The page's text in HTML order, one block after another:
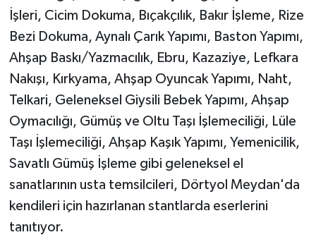
İşleri, Cicim Dokuma, Bıçakçılık, Bakır İşleme, Rize
Bezi Dokuma, Aynalı Çarık Yapımı, Baston Yapımı,
Ahşap Baskı/Yazmacılık, Ebru, Kazaziye, Lefkara
Nakışı, Kırkyama, Ahşap Oyuncak Yapımı, Naht,
Telkari, Geleneksel Giysili Bebek Yapımı, Ahşap
Oymacılığı, Gümüş ve Oltu Taşı İşlemeciliği, Lüle
Taşı İşlemeciliği, Ahşap Kaşık Yapımı, Yemenicilik,
Savatlı Gümüş İşleme gibi geleneksel el
sanatlarının usta temsilcileri, Dörtyol Meydan'da
kendileri için hazırlanan stantlarda eserlerini
tanıtıyor.